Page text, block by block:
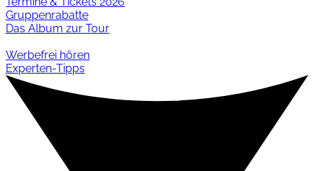
Gruppenrabatte
Das Album zur Tour
Werbefrei hören
Experten-Tipps